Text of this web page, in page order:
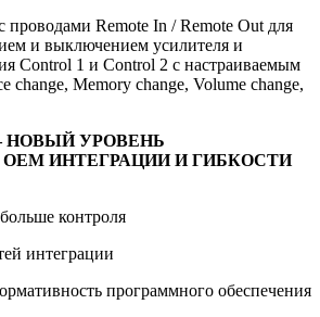
Remote In / Remote Out для
и выключением усилителя и
Control 1 и Control 2 с настраиваемым
change, Memory change, Volume change,
– НОВЫЙ УРОВЕНЬ
ИНТЕГРАЦИИ И ГИБКОСТИ
контроля
интеграции
программного обеспечения